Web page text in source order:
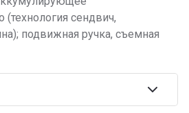
(технология сендвич,
подвижная ручка, съемная